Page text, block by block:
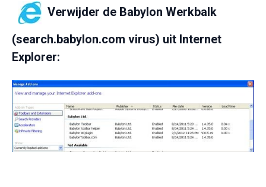
Verwijder de Babylon Werkbalk
(search.babylon.com virus) uit Internet
Explorer: